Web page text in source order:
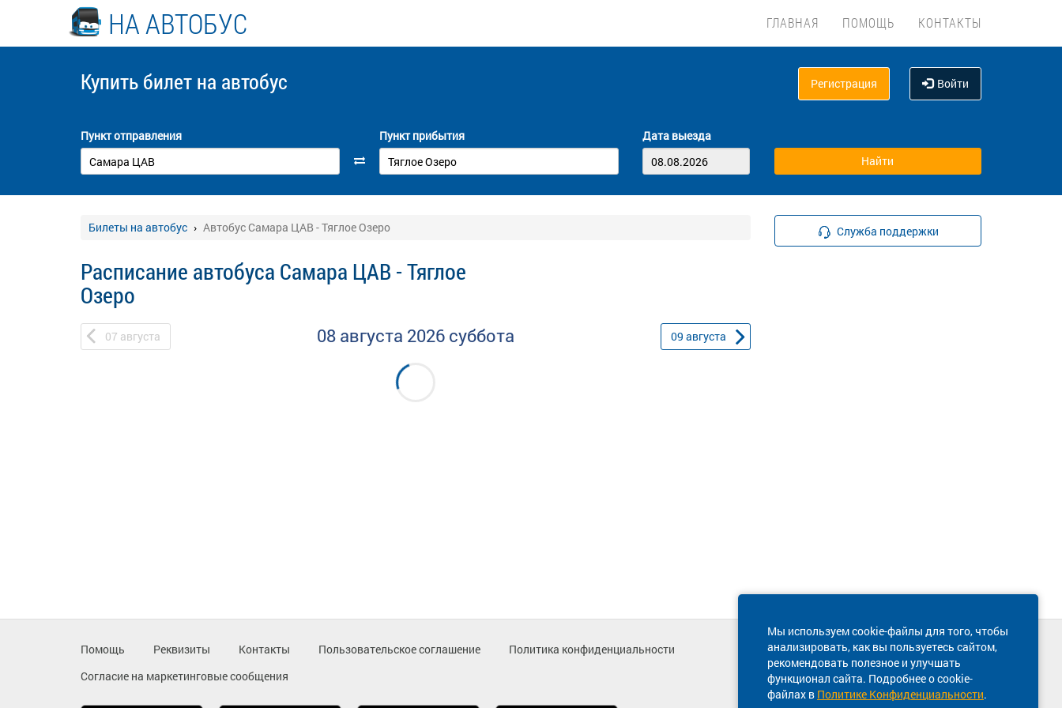
НА АВТОБУС ГЛАВНАЯ ПОМОЩЬ КОНТАКТЫ
Купить билет на автобус Регистрация Войти
Пункт отправления Пункт прибытия Дата выезда
Билеты на автобус Автобус Самара ЦАВ - Тяглое Озеро
Расписание автобуса Самара ЦАВ - Тяглое
Озеро
07 августа 08 августа 2026 суббота 09 августа
Служба поддержки
Мы используем cookie-файлы для того, чтобы
анализировать, как вы пользуетесь сайтом,
рекомендовать полезное и улучшать
функционал сайта. Подробнее о cookie-
файлах в Политике Конфиденциальности.
Помощь Реквизиты Контакты Пользовательское соглашение
Политика конфиденциальности
Согласие на маркетинговые сообщения
Техническая поддержка сайта
8 800 600-03-38